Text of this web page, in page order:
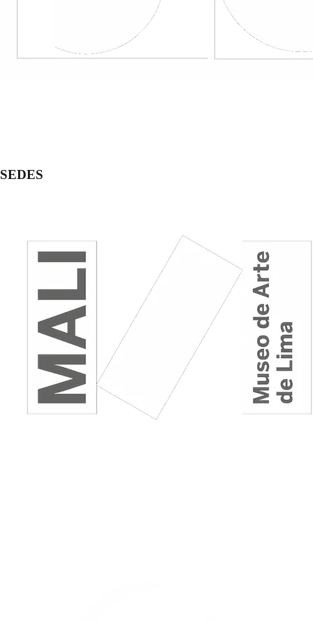
SEDES